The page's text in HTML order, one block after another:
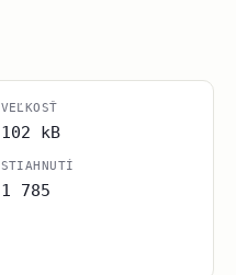
VEĽKOSŤ
102 kB
STIAHNUTÍ
1 785